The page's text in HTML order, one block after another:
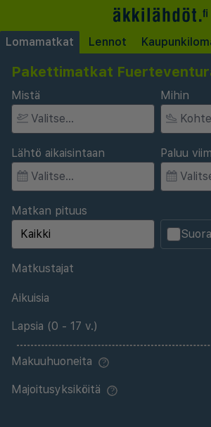
Lomamatkat Lennot
Pakettimatkat
Mistä Mihin
Lähtö aikaisintaan Paluu
Matkan pituus
Matkustajat
Aikuisia
Lapsia (0 - 17 v.)
Makuuhuoneita
Majoitusyksiköitä